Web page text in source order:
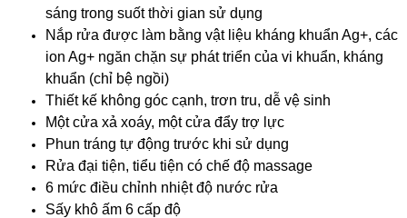
sáng trong suốt thời gian sử dụng
Nắp rửa được làm bằng vật liệu kháng khuẩn Ag+, các
ion Ag+ ngăn chặn sự phát triển của vi khuẩn, kháng
khuẩn (chỉ bệ ngồi)
Thiết kế không góc cạnh, trơn tru, dễ vệ sinh
Một cửa xả xoáy, một cửa đẩy trợ lực
Phun tráng tự động trước khi sử dụng
Rửa đại tiện, tiểu tiện có chế độ massage
6 mức điều chỉnh nhiệt độ nước rửa
Sấy khô ấm 6 cấp độ